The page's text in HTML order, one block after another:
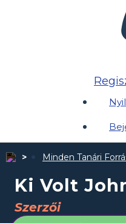
Minden Tanári
Ki Volt
Szerzői